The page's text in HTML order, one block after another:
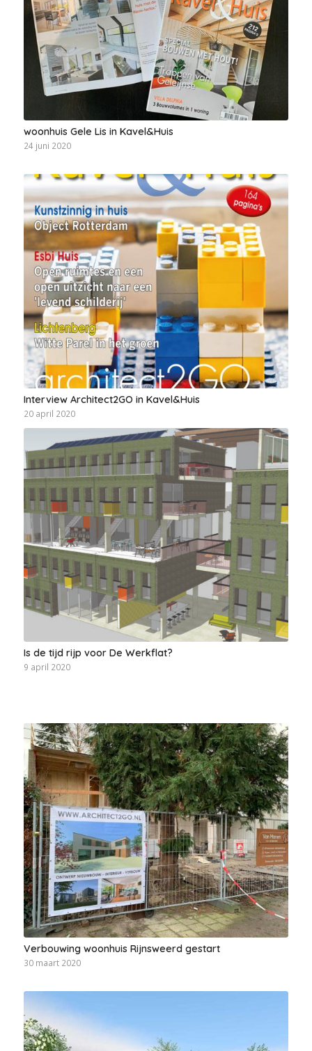
woonhuis Gele Lis in Kavel&Huis
24 juni 2020
Interview Architect2GO in Kavel&Huis
20 april 2020
Is de tijd rijp voor De Werkflat?
9 april 2020
Verbouwing woonhuis Rijnsweerd gestart
30 maart 2020